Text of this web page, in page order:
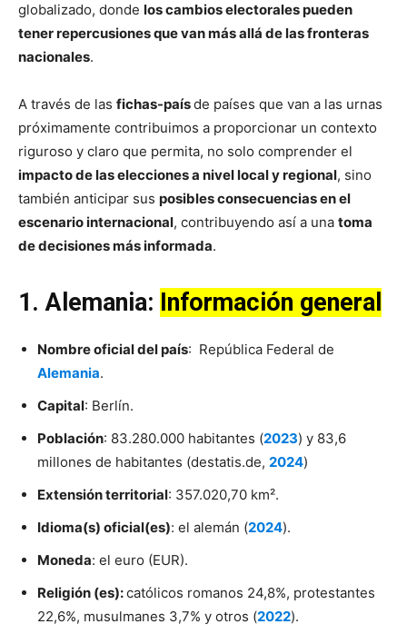
globalizado, donde los cambios electorales pueden
tener repercusiones que van más allá de las fronteras
nacionales.
A través de las fichas-paísde países que van a las urnas
próximamente contribuimos a proporcionar un contexto
riguroso y claro que permita, no solo comprender el
impacto de las elecciones a nivel local y regional, sino
también anticipar sus posibles consecuencias en el
escenario internacional, contribuyendo así a una toma
de decisiones más informada.
1. Alemania: Información general
Nombre oficial del país: República Federal de
Alemania.
Capital: Berlín.
Población: 83.280.000 habitantes (2023) y 83,6
millones de habitantes (destatis.de, 2024)
Extensión territorial: 357.020,70 km².
Idioma(s) oficial(es): el alemán (2024).
Moneda: el euro (EUR).
Religión (es):católicos romanos 24,8%, protestantes
22,6%, musulmanes 3,7% y otros (2022).